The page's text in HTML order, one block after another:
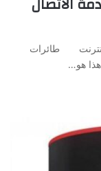
طائرات
هو…